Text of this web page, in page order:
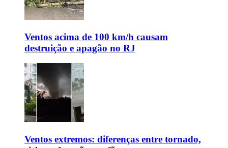
Ventos acima de 100 km/h causam
destruição e apagão no RJ
Ventos extremos: diferenças entre tornado,